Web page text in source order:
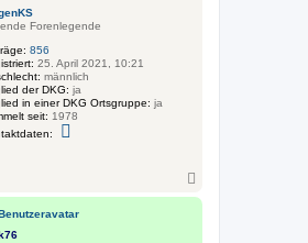
Forenlegende
856
25. April 2021, 10:21
männlich
der DKG: ja
in einer DKG Ortsgruppe: ja
seit: 1978
k